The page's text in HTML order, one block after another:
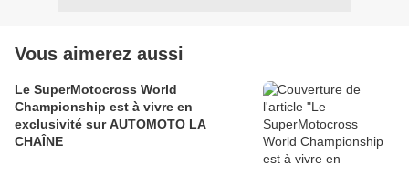
Vous aimerez aussi
Le SuperMotocross World
Championship est à vivre en
exclusivité sur AUTOMOTO LA
CHAÎNE